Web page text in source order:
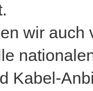
wir
Kabel-